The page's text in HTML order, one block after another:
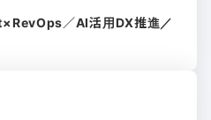
／AI活用DX推進／